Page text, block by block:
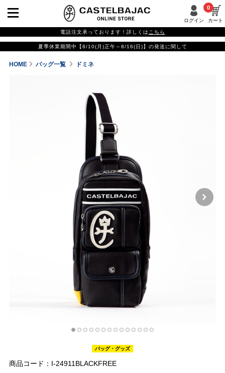
ログイン カート
0
電話注文承っております！詳しくは こちら
夏季休業期間中【8/10(月)正午～8/16(日)】の発送に関して
HOME バッグ一覧 ドミネ
バッグ・グッズ
商品コード：I-24911BLACKFREE